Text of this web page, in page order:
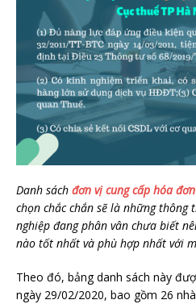
Danh sách đơn vị cung cấp hóa
chọn chắc chắn sẽ là những thông
nghiệp đang phân vân chưa biết
nào tốt nhất và phù hợp nhất với
Theo đó, bảng danh sách này
ngày 29/02/2020, bao gồm 26